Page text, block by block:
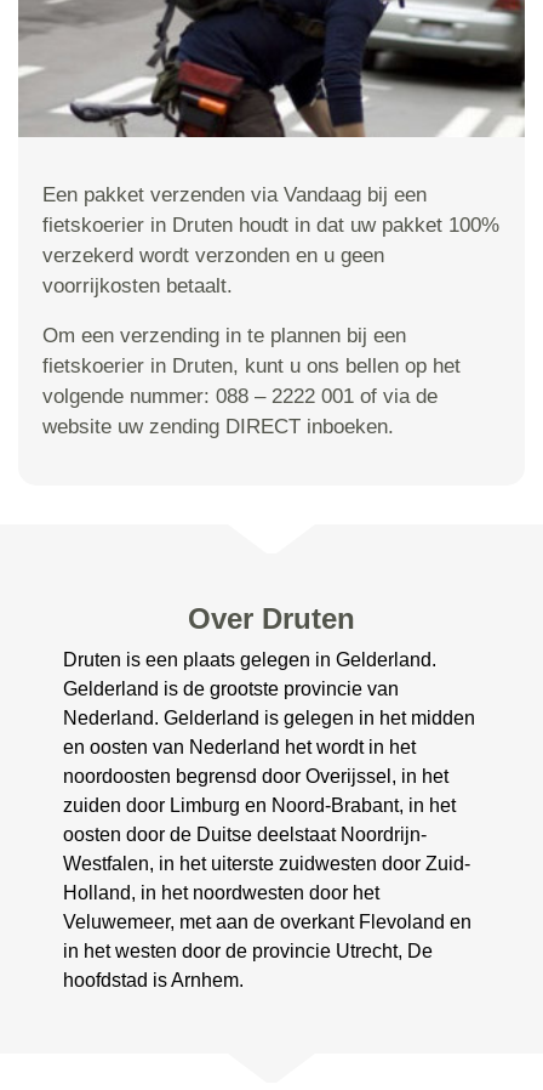
Een pakket verzenden via Vandaag bij een
fietskoerier in Druten houdt in dat uw pakket 100%
verzekerd wordt verzonden en u geen
voorrijkosten betaalt.
Om een verzending in te plannen bij een
fietskoerier in Druten, kunt u ons bellen op het
volgende nummer: 088 – 2222 001 of via de
website uw zending DIRECT inboeken.
Over Druten
Druten is een plaats gelegen in Gelderland.
Gelderland is de grootste provincie van
Nederland. Gelderland is gelegen in het midden
en oosten van Nederland het wordt in het
noordoosten begrensd door Overijssel, in het
zuiden door Limburg en Noord-Brabant, in het
oosten door de Duitse deelstaat Noordrijn-
Westfalen, in het uiterste zuidwesten door Zuid-
Holland, in het noordwesten door het
Veluwemeer, met aan de overkant Flevoland en
in het westen door de provincie Utrecht, De
hoofdstad is Arnhem.